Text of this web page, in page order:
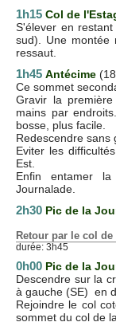
1h15 Col de
S'élever en
sud). Une montée
ressaut.
1h45 Antécime
Ce sommet
Gravir la
mains par
bosse, plus facile.
Redescendre sans
Eviter les
Est.
Enfin entamer
Journalade.
2h30 Pic de la
Retour par le col de
durée: 3h45
0h00 Pic de la
Descendre sur la
à gauche (SE) en
Rejoindre le col
sommet du col de